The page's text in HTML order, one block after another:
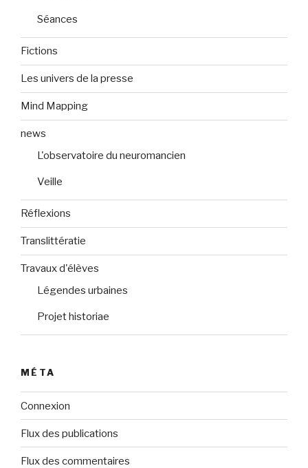
Séances
Fictions
Les univers de la presse
Mind Mapping
news
L'observatoire du neuromancien
Veille
Réflexions
Translittératie
Travaux d'élèves
Légendes urbaines
Projet historiae
MÉTA
Connexion
Flux des publications
Flux des commentaires